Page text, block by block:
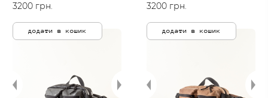
3200 грн.
додати в кошик
3200 грн.
додати в кошик